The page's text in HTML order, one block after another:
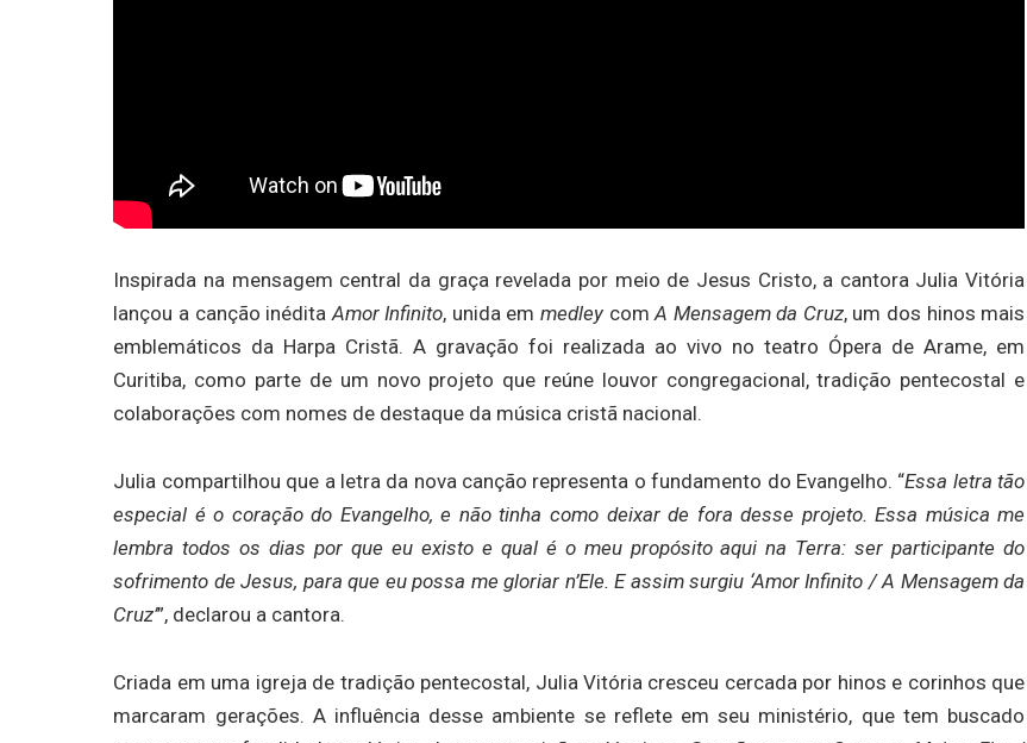
Inspirada na mensagem central da graça revelada por meio de Jesus Cristo, a cantora Julia Vitória
lançou a canção inédita Amor Infinito, unida em medleycomA Mensagem da Cruz, um dos hinos mais
emblemáticos da Harpa Cristã. A gravação foi realizada ao vivo no teatro Ópera de Arame, em
Curitiba, como parte de um novo projeto que reúne louvor congregacional, tradição pentecostal e
colaborações com nomes de destaque da música cristã nacional.
Julia compartilhou que a letra da nova canção representa o fundamento do Evangelho. “Essa letra tão
especial é o coração do Evangelho, e não tinha como deixar de fora desse projeto. Essa música me
lembra todos os dias por que eu existo e qual é o meu propósito aqui na Terra: ser participante do
sofrimento de Jesus, para que eu possa me gloriar n’Ele. E assim surgiu ‘Amor Infinito / A Mensagem da
Cruz’”, declarou a cantora.
Criada em uma igreja de tradição pentecostal, Julia Vitória cresceu cercada por hinos e corinhos que
marcaram gerações. A influência desse ambiente se reflete em seu ministério, que tem buscado